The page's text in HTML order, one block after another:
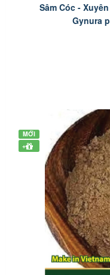
Sâm Cóc -
Gynura
MỚI
+